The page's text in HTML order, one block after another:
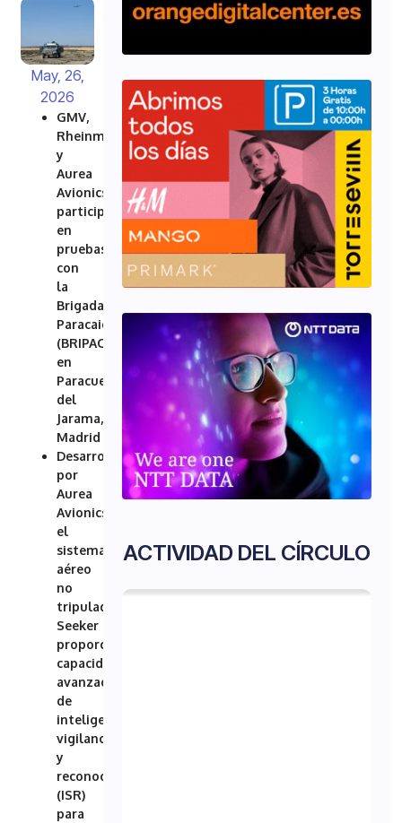
May, 26,
2026
GMV,
Rheinmetall
y
Aurea
Avionics
participan
en
pruebas
con
la
Brigada
Paracaidista
(BRIPAC)
en
Paracuellos
del
Jarama,
Madrid
Desarrollado
por
Aurea
Avionics,
el
sistema
aéreo
no
tripulado
Seeker
proporciona
capacidades
avanzadas
de
inteligencia,
vigilancia
y
reconocimiento
(ISR)
para
ACTIVIDAD DEL CÍRCULO